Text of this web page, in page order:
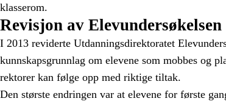
klasserom.
Revisjon av Elevundersøkelsen
I 2013 reviderte Utdanningsdirektoratet
kunnskapsgrunnlag om elevene som mobbes og
rektorer kan følge opp med riktige tiltak.
Den største endringen var at elevene for første